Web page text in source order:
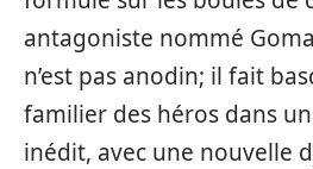
antagoniste nommé
n’est pas anodin; il fait
familier des héros dans
inédit, avec une nouvelle